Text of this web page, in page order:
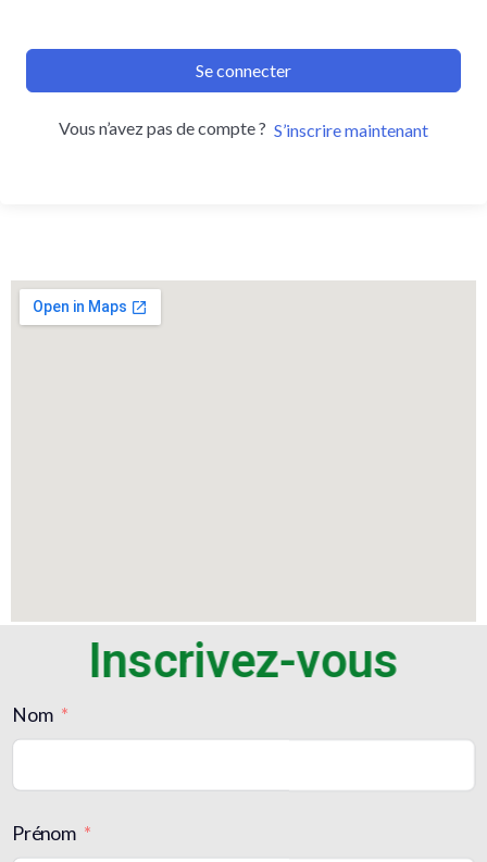
Se connecter
Vous n’avez pas de compte ? S’inscrire maintenant
Inscrivez-vous
Nom
Prénom